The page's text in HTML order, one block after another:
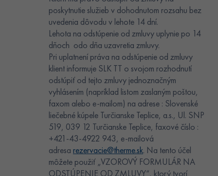
poskytnutie služieb v dohodnutom rozsahu bez
uvedenia dôvodu v lehote 14 dní.
Lehota na odstúpenie od zmluvy uplynie po 14
dňoch odo dňa uzavretia zmluvy.
Pri uplatnení práva na odstúpenie od zmluvy
klient informuje SLK TT o svojom rozhodnutí
odstúpiť od tejto zmluvy jednoznačným
vyhlásením (napríklad listom zaslaným poštou,
faxom alebo e-mailom) na adrese : Slovenské
liečebné kúpele Turčianske Teplice, a.s., Ul. SNP
519, 039 12 Turčianske Teplice, faxové číslo :
+421-43-4922 943, e-mailová
adresa rezervacie@therme.sk. Na tento účel
môžete použiť „VZOROVÝ FORMULÁR NA
ODSTÚPENIE OD ZMLUVY“, ktorý tvorí